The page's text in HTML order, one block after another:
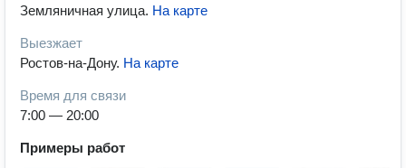
Земляничная улица. На карте
Выезжает
Ростов-на-Дону. На карте
Время для связи
7:00 — 20:00
Примеры работ